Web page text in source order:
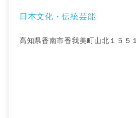
日本文化・伝統芸能
高知県香南市香我美町山北１５５１